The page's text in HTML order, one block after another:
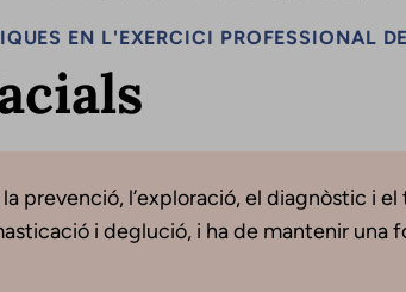
EN L'EXERCICI PROFESSIONAL
prevenció, l’exploració, el diagnòstic i
i deglució, i ha de mantenir una